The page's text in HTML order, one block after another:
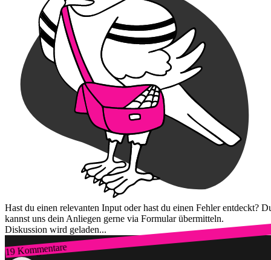
Hast du einen relevanten Input oder hast du einen Fehler entdeckt?
kannst uns dein Anliegen gerne via Formular übermitteln.
Diskussion wird geladen...
19 Kommentare
Zum Login